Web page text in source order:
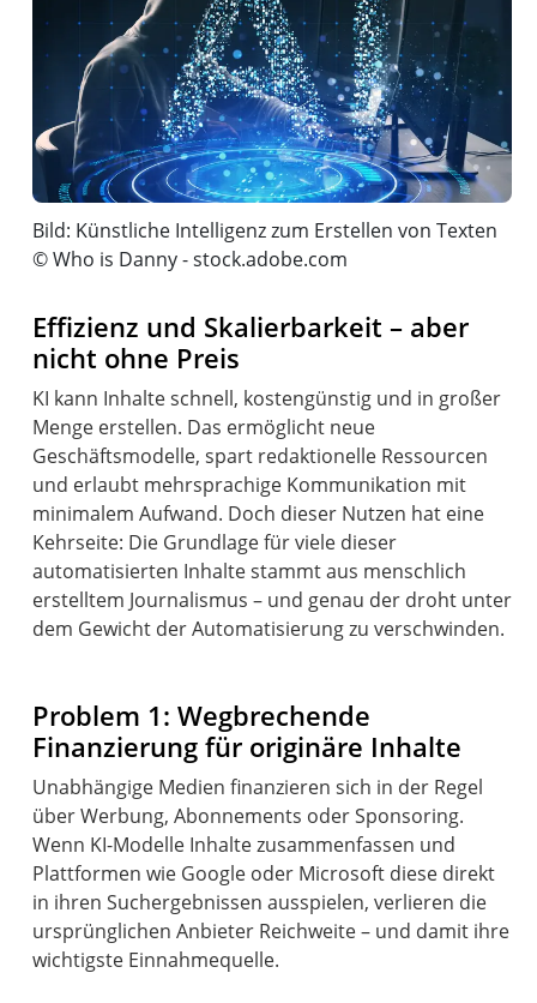
Bild: Künstliche Intelligenz zum Erstellen von Texten
© Who is Danny - stock.adobe.com
Effizienz und Skalierbarkeit – aber
nicht ohne Preis
KI kann Inhalte schnell, kostengünstig und in großer
Menge erstellen. Das ermöglicht neue
Geschäftsmodelle, spart redaktionelle Ressourcen
und erlaubt mehrsprachige Kommunikation mit
minimalem Aufwand. Doch dieser Nutzen hat eine
Kehrseite: Die Grundlage für viele dieser
automatisierten Inhalte stammt aus menschlich
erstelltem Journalismus – und genau der droht unter
dem Gewicht der Automatisierung zu verschwinden.
Problem 1: Wegbrechende
Finanzierung für originäre Inhalte
Unabhängige Medien finanzieren sich in der Regel
über Werbung, Abonnements oder Sponsoring.
Wenn KI-Modelle Inhalte zusammenfassen und
Plattformen wie Google oder Microsoft diese direkt
in ihren Suchergebnissen ausspielen, verlieren die
ursprünglichen Anbieter Reichweite – und damit ihre
wichtigste Einnahmequelle.